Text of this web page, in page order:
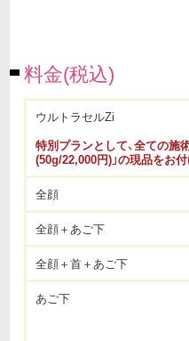
料金(税込)
ウルトラセルZi
特別プランとして、全ての施
(50g/22,000円)」の現品をお付
全顔
全顔＋あご下
全顔＋首＋あご下
あご下